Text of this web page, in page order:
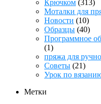
Крючком (313)
Моталки для
Новости (10)
Образцы (40)
Программное
(1)
пряжа для
Советы (21)
Урок по
Метки